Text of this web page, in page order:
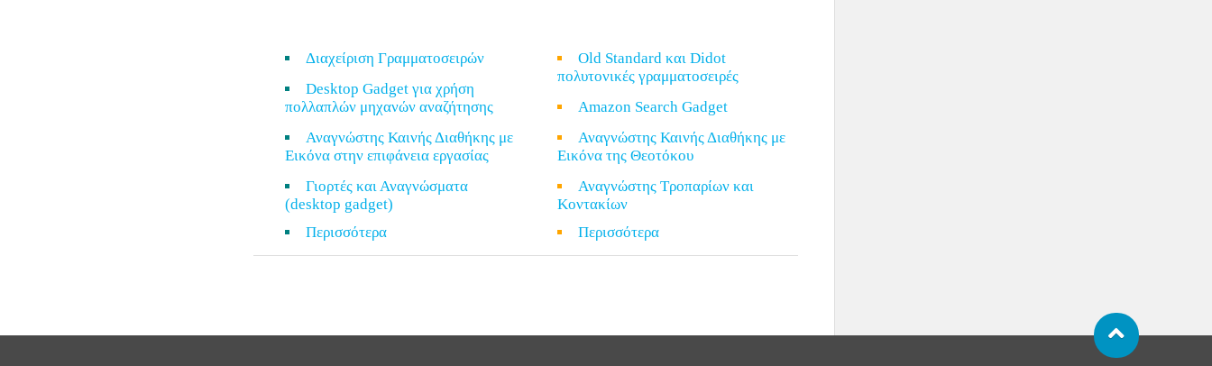
Διαχείριση Γραμματοσειρών
Desktop Gadget για χρήση
πολλαπλών μηχανών αναζήτησης
Αναγνώστης Καινής Διαθήκης με
Εικόνα στην επιφάνεια εργασίας
Γιορτές και Αναγνώσματα
(desktop gadget)
Περισσότερα
Old Standard και Didot
πολυτονικές γραμματοσειρές
Amazon Search Gadget
Αναγνώστης Καινής Διαθήκης με
Εικόνα της Θεοτόκου
Αναγνώστης Τροπαρίων και
Κοντακίων
Περισσότερα